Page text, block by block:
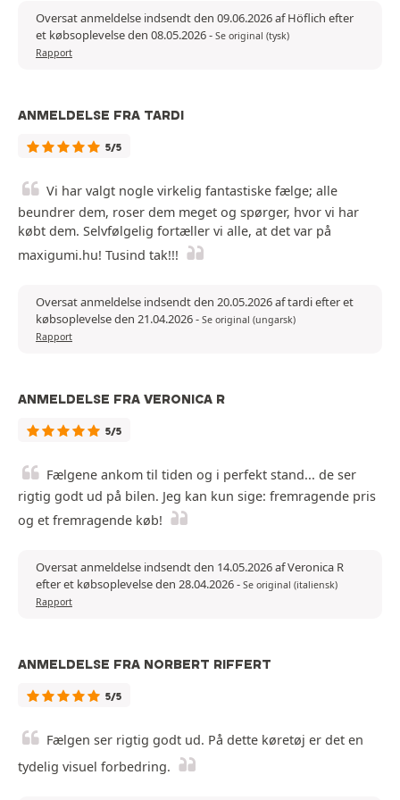
Oversat anmeldelse indsendt den 09.06.2026 af Höflich efter
et købsoplevelse den 08.05.2026- Se original (tysk)
Rapport
ANMELDELSE FRA TARDI
5/5
Vi har valgt nogle virkelig fantastiske fælge; alle
beundrer dem, roser dem meget og spørger, hvor vi har
købt dem. Selvfølgelig fortæller vi alle, at det var på
maxigumi.hu! Tusind tak!!!
Oversat anmeldelse indsendt den 20.05.2026 af tardi efter et
købsoplevelse den 21.04.2026- Se original (ungarsk)
Rapport
ANMELDELSE FRA VERONICA R
5/5
Fælgene ankom til tiden og i perfekt stand... de ser
rigtig godt ud på bilen. Jeg kan kun sige: fremragende pris
og et fremragende køb!
Oversat anmeldelse indsendt den 14.05.2026 af Veronica R
efter et købsoplevelse den 28.04.2026- Se original (italiensk)
Rapport
ANMELDELSE FRA NORBERT RIFFERT
5/5
Fælgen ser rigtig godt ud. På dette køretøj er det en
tydelig visuel forbedring.